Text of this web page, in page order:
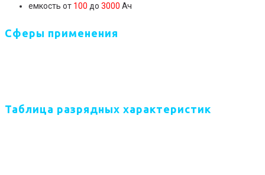
емкость от 100 до 3000 Ач
Сферы применения
Таблица разрядных характеристик